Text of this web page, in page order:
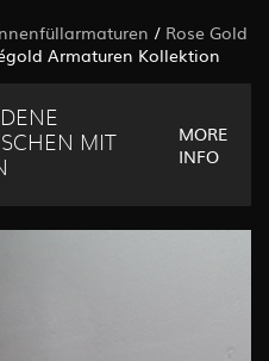
/ Rose Gold
Armaturen Kollektion
MIT
MORE
INFO